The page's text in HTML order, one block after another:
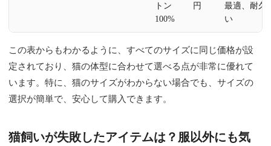
トン
100%
円
最適、耐久
い
この表からもわかるように、すべてのサイズに同じ価格が設
定されており、猫の体型に合わせて選べる点が非常に優れて
います。特に、猫のサイズがわからない場合でも、サイズの
選択が簡単で、安心して購入できます。
猫飼いが失敗したアイテムは？服以外にも気